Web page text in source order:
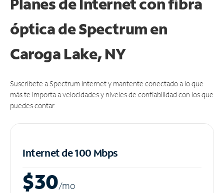
óptica de Spectrum en
Caroga Lake, NY
Suscríbete a Spectrum Internet y mantente conectado a lo que
más te importa a velocidades y niveles de confiabilidad con los que
puedes contar.
Internet de 100 Mbps
$30/mo